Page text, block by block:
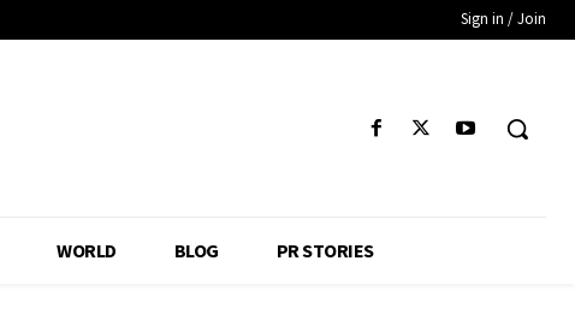
Sign in / Join
WORLD BLOG PR STORIES